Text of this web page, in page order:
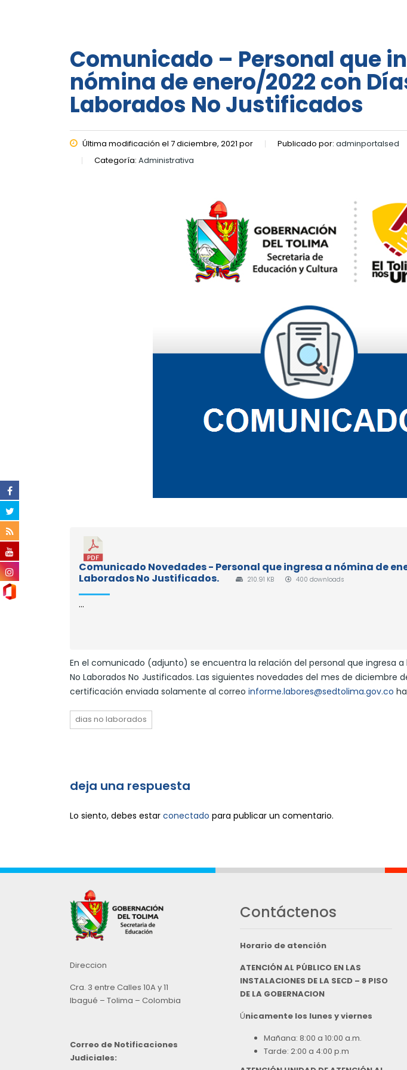
Comunicado – Personal que
nómina de enero/2022 con
Laborados No Justificados
Última modificación el 7 diciembre, 2021 por Publicado por: adminportalsed
Categoría: Administrativa
Comunicado Novedades - Personal que ingresa a nómina de
Laborados No Justificados.
210.91 KB 400 downloads
...
En el comunicado (adjunto) se encuentra la relación del personal que ingresa
No Laborados No Justificados. Las siguientes novedades del mes de diciembre
certificación enviada solamente al correo informe.labores@sedtolima.gov.co
dias no laborados
deja una respuesta
Lo siento, debes estar conectado para publicar un comentario.
Direccion
Cra. 3 entre Calles 10A y 11
Ibagué – Tolima – Colombia
Correo de Notificaciones
Judiciales:
Contáctenos
Horario de atención
ATENCIÓN AL PÚBLICO EN LAS
INSTALACIONES DE LA SECD – 8 PISO
DE LA GOBERNACION
Únicamente los lunes y viernes
Mañana: 8:00 a 10:00 a.m.
Tarde: 2:00 a 4:00 p.m